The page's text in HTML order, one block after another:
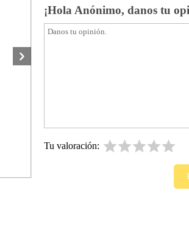
¡Hola Anónimo, danos tu
Tu valoración: